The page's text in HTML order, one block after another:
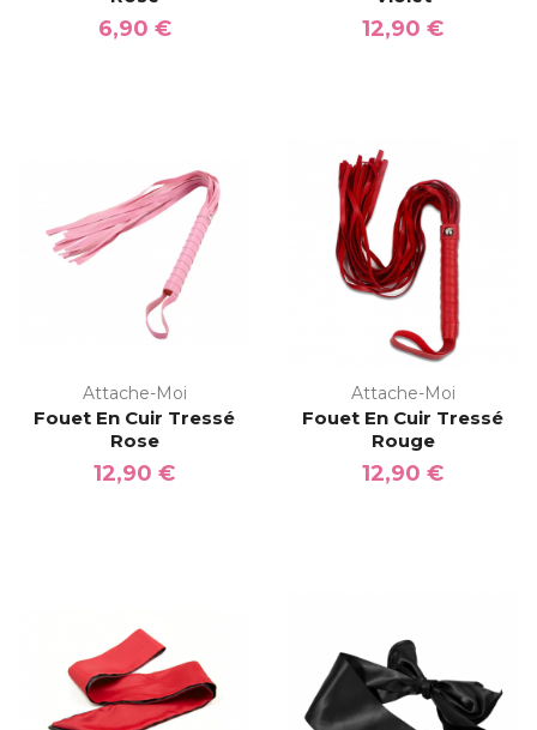
6,90 € 12,90 €
Attache-Moi
Fouet En Cuir Tressé
Rose
12,90 €
Attache-Moi
Fouet En Cuir Tressé
Rouge
12,90 €